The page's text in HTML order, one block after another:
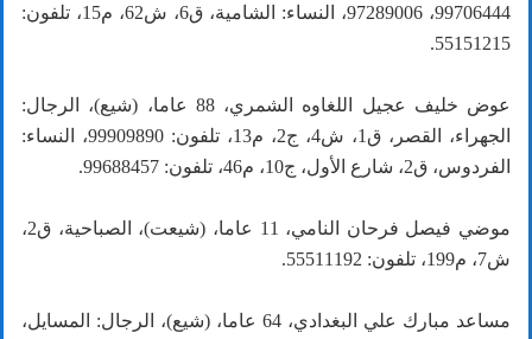
99706444، 97289006، النساء: الشامية، ق6، ش62، م15، تلفون:
55151215.
عوض خليف عجيل اللغاوه الشمري، 88 عاما، (شيع)، الرجال:
الجهراء، القصر، ق1، ش4، ج2، م13، تلفون: 99909890، النساء:
الفردوس، ق2، شارع الأول، ج10، م46، تلفون: 99688457.
موضي فيصل فرحان النامي، 11 عاما، (شيعت)، الصباحية، ق2،
ش7، م199، تلفون: 55511192.
مساعد مبارك علي البغدادي، 64 عاما، (شيع)، الرجال: المسايل،